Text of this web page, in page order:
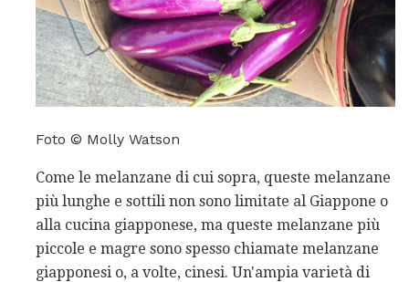
Foto © Molly Watson
Come le melanzane di cui sopra, queste melanzane
più lunghe e sottili non sono limitate al Giappone o
alla cucina giapponese, ma queste melanzane più
piccole e magre sono spesso chiamate melanzane
giapponesi o, a volte, cinesi. Un'ampia varietà di